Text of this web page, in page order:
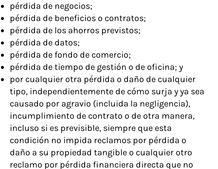
pérdida de negocios;
pérdida de beneficios o contratos;
pérdida de los ahorros previstos;
pérdida de datos;
pérdida de fondo de comercio;
pérdida de tiempo de gestión o de oficina; y
por cualquier otra pérdida o daño de cualquier
tipo, independientemente de cómo surja y ya sea
causado por agravio (incluida la negligencia),
incumplimiento de contrato o de otra manera,
incluso si es previsible, siempre que esta
condición no impida reclamos por pérdida o
daño a su propiedad tangible o cualquier otro
reclamo por pérdida financiera directa que no